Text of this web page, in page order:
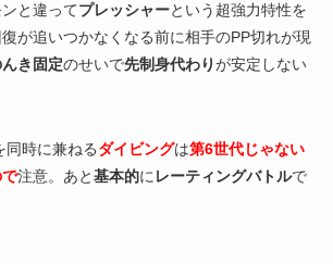
と違ってプレッシャーという超強力特性を
が追いつかなくなる前に相手のPP切れが現
き固定のせいで先制身代わりが安定しない
同時に兼ねるダイビングは第6世代じゃない
注意。あと基本的に レーティングバトルで